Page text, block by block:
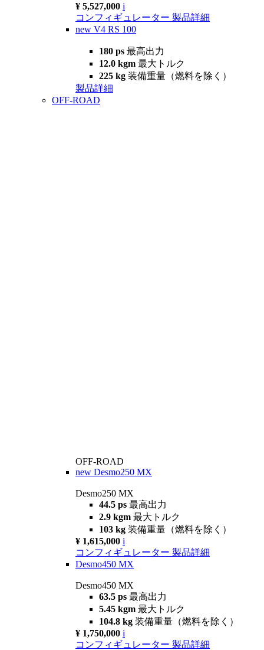
¥ 5,527,000 i
コンフィギュレーター 製品詳細
new V4 RS 100
180 ps 最高出力
12.0 kgm 最大トルク
225 kg 装備重量（燃料を除く）
製品詳細
OFF-ROAD
OFF-ROAD
new Desmo250 MX
Desmo250 MX
44.5 ps 最高出力
2.9 kgm 最大トルク
103 kg 装備重量（燃料を除く）
¥ 1,615,000 i
コンフィギュレーター 製品詳細
Desmo450 MX
Desmo450 MX
63.5 ps 最高出力
5.45 kgm 最大トルク
104.8 kg 装備重量（燃料を除く）
¥ 1,750,000 i
コンフィギュレーター 製品詳細